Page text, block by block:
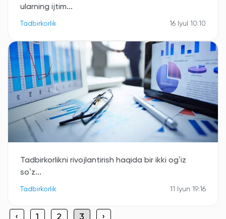
ularning ijtim...
Tadbirkorlik 16 Iyul 10:10
Tadbirkorlikni rivojlantirish haqida bir ikki ogʼiz
soʼz...
Tadbirkorlik 11 Iyun 19:16
‹ 1 2 3 ›